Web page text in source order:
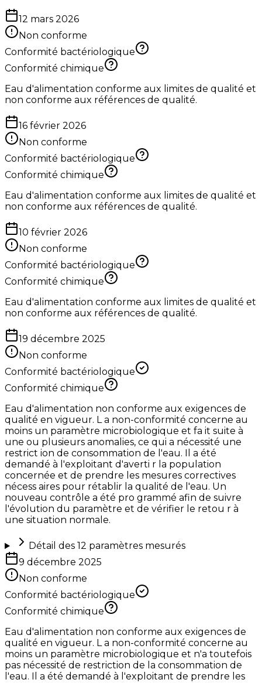
12 mars 2026
Non conforme
Conformité bactériologique
Conformité chimique
Eau d'alimentation conforme aux limites de qualité et
non conforme aux références de qualité.
16 février 2026
Non conforme
Conformité bactériologique
Conformité chimique
Eau d'alimentation conforme aux limites de qualité et
non conforme aux références de qualité.
10 février 2026
Non conforme
Conformité bactériologique
Conformité chimique
Eau d'alimentation conforme aux limites de qualité et
non conforme aux références de qualité.
19 décembre 2025
Non conforme
Conformité bactériologique
Conformité chimique
Eau d'alimentation non conforme aux exigences de
qualité en vigueur. L a non-conformité concerne au
moins un paramètre microbiologique et fa it suite à
une ou plusieurs anomalies, ce qui a nécessité une
restrict ion de consommation de l'eau. Il a été
demandé à l'exploitant d'averti r la population
concernée et de prendre les mesures correctives
nécess aires pour rétablir la qualité de l'eau. Un
nouveau contrôle a été pro grammé afin de suivre
l'évolution du paramètre et de vérifier le retou r à
une situation normale.
Détail des 12 paramètres mesurés
9 décembre 2025
Non conforme
Conformité bactériologique
Conformité chimique
Eau d'alimentation non conforme aux exigences de
qualité en vigueur. L a non-conformité concerne au
moins un paramètre microbiologique et n'a toutefois
pas nécessité de restriction de la consommation de
l'eau. Il a été demandé à l'exploitant de prendre les